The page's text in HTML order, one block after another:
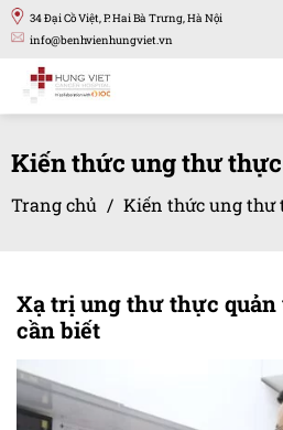
Bỏ
qua
dung
34 Đại Cồ Việt, P. Hai Bà Trưng, Hà Nội
info@benhvienhungviet.vn
Kiến thức ung thư
Trang chủ / Kiến thức ung thư
Xạ trị ung thư thực
cần biết